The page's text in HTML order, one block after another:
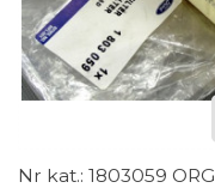
1803059 ORG